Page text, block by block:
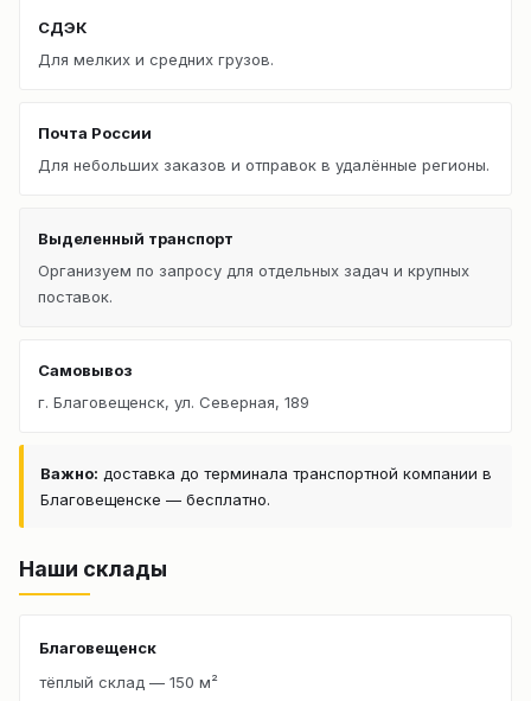
СДЭК
Для мелких и средних грузов.
Почта России
Для небольших заказов и отправок в удалённые регионы.
Выделенный транспорт
Организуем по запросу для отдельных задач и крупных
поставок.
Самовывоз
г. Благовещенск, ул. Северная, 189
Важно: доставка до терминала транспортной компании в
Благовещенске — бесплатно.
Наши склады
Благовещенск
тёплый склад — 150 м²